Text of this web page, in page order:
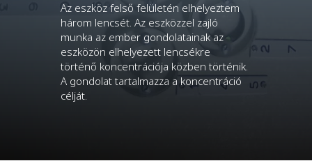
Az eszköz felső felületén elhelyeztem
három lencsét. Az eszközzel zajló
munka az ember gondolatainak az
eszközön elhelyezett lencsékre
történő koncentrációja közben történik.
A gondolat tartalmazza a koncentráció
célját.